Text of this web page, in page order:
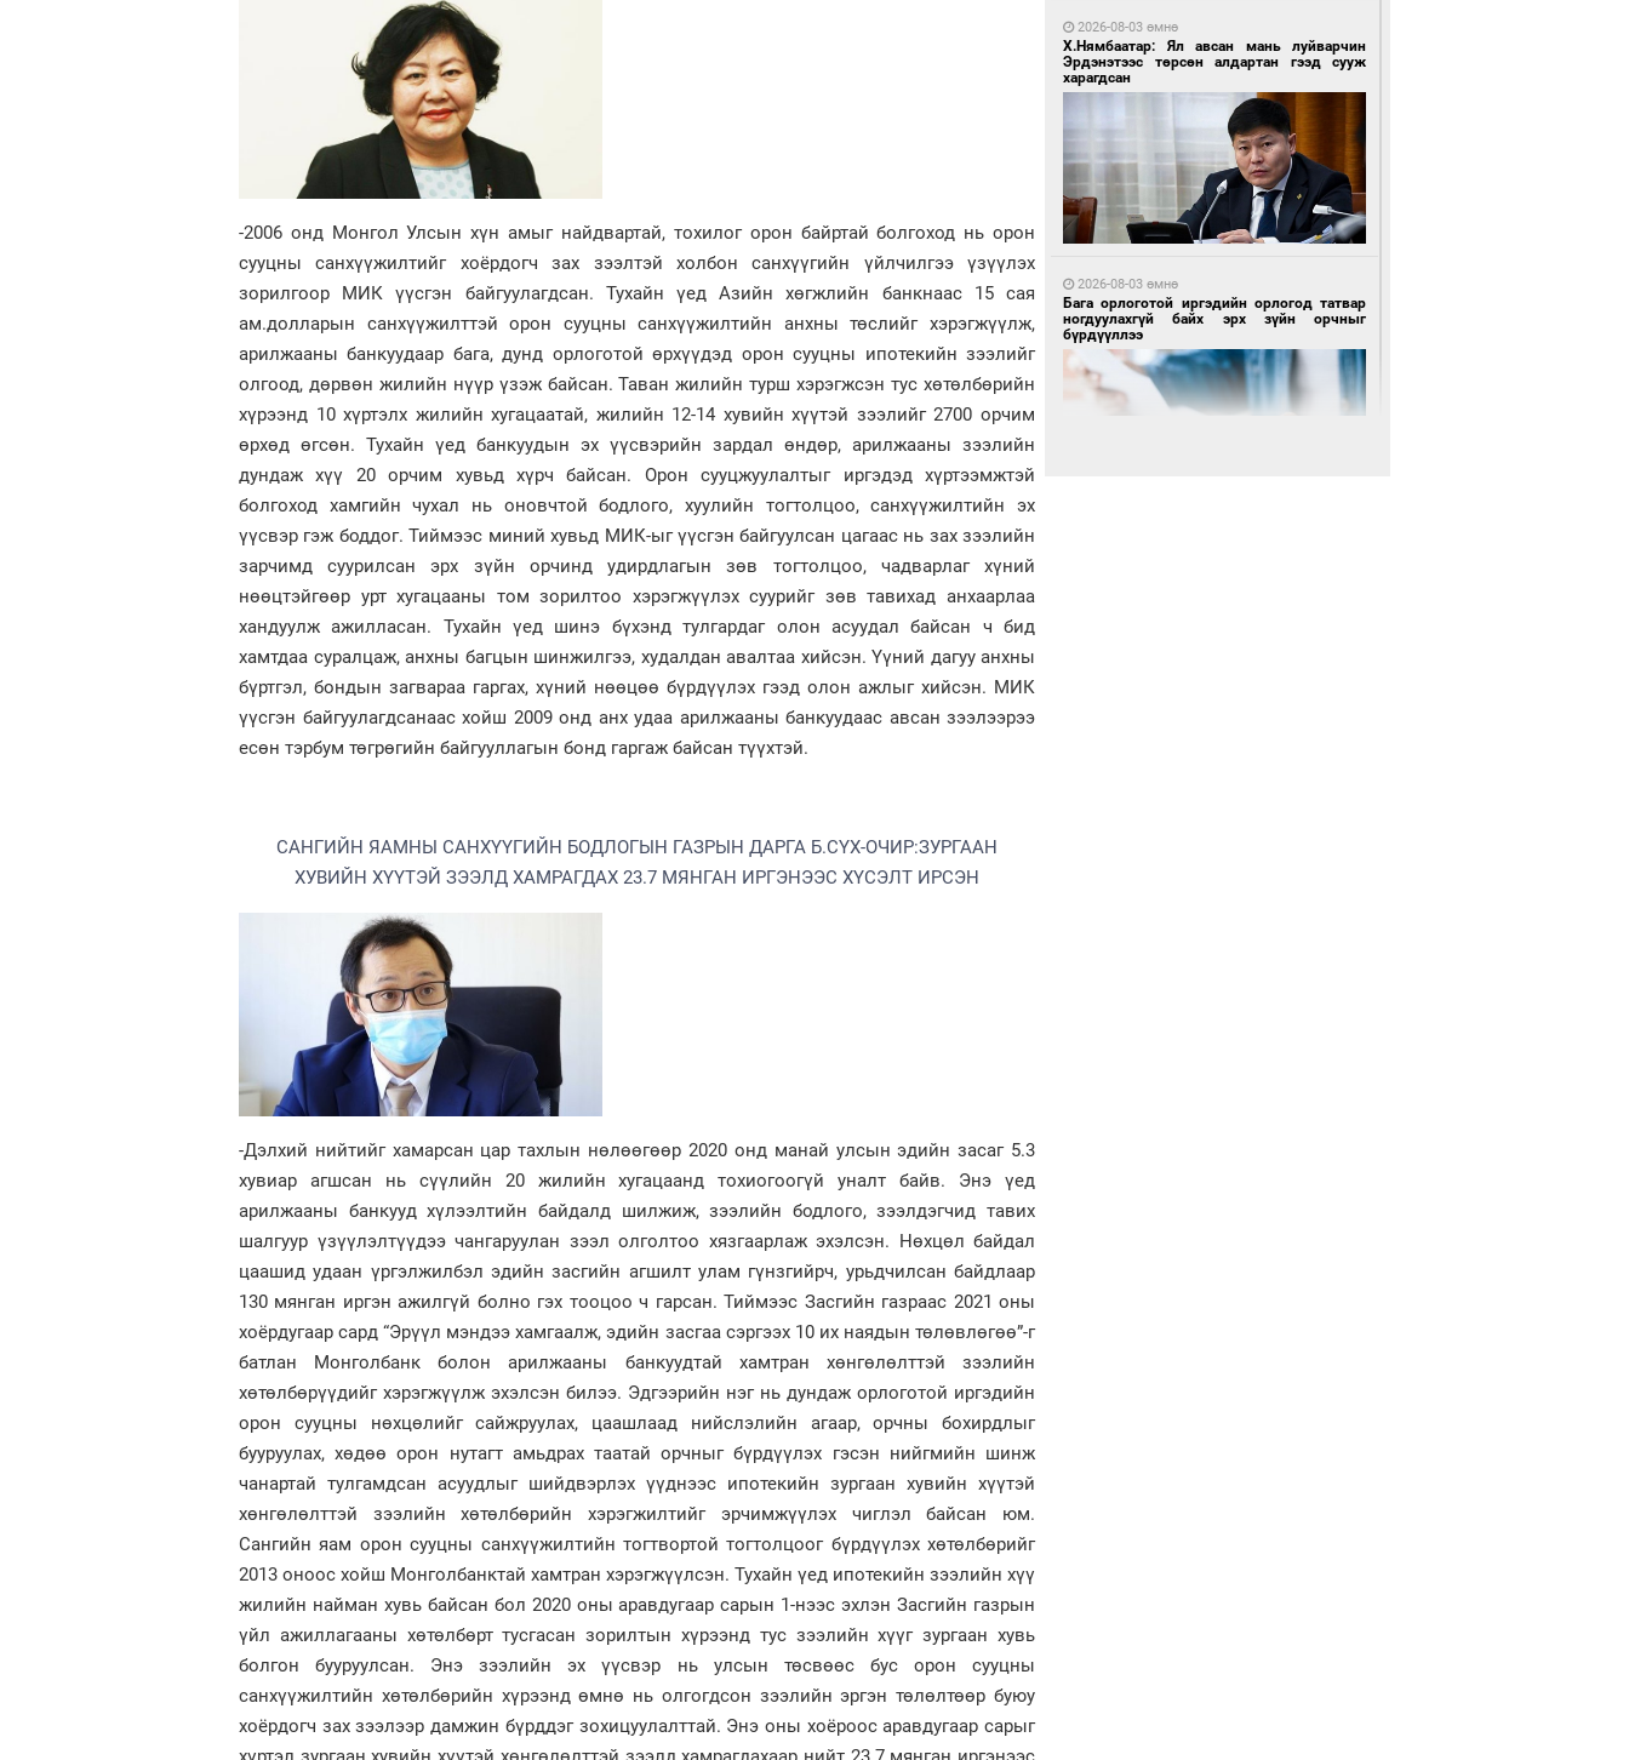
-2006 онд Монгол Улсын хүн амыг найдвартай, тохилог орон байртай болгоход нь орон
сууцны санхүүжилтийг хоёрдогч зах зээлтэй холбон санхүүгийн үйлчилгээ үзүүлэх
зорилгоор МИК үүсгэн байгуулагдсан. Тухайн үед Азийн хөгжлийн банкнаас 15 сая
ам.долларын санхүүжилттэй орон сууцны санхүүжилтийн анхны төслийг хэрэгжүүлж,
арилжааны банкуудаар бага, дунд орлоготой өрхүүдэд орон сууцны ипотекийн зээлийг
олгоод, дөрвөн жилийн нүүр үзэж байсан. Таван жилийн турш хэрэгжсэн тус хөтөлбөрийн
хүрээнд 10 хүртэлх жилийн хугацаатай, жилийн 12-14 хувийн хүүтэй зээлийг 2700 орчим
өрхөд өгсөн. Тухайн үед банкуудын эх үүсвэрийн зардал өндөр, арилжааны зээлийн
дундаж хүү 20 орчим хувьд хүрч байсан. Орон сууцжуулалтыг иргэдэд хүртээмжтэй
болгоход хамгийн чухал нь оновчтой бодлого, хуулийн тогтолцоо, санхүүжилтийн эх
үүсвэр гэж боддог. Тиймээс миний хувьд МИК-ыг үүсгэн байгуулсан цагаас нь зах зээлийн
зарчимд суурилсан эрх зүйн орчинд удирдлагын зөв тогтолцоо, чадварлаг хүний
нөөцтэйгөөр урт хугацааны том зорилтоо хэрэгжүүлэх суурийг зөв тавихад анхаарлаа
хандуулж ажилласан. Тухайн үед шинэ бүхэнд тулгардаг олон асуудал байсан ч бид
хамтдаа суралцаж, анхны багцын шинжилгээ, худалдан авалтаа хийсэн. Үүний дагуу анхны
бүртгэл, бондын загвараа гаргах, хүний нөөцөө бүрдүүлэх гээд олон ажлыг хийсэн. МИК
үүсгэн байгуулагдсанаас хойш 2009 онд анх удаа арилжааны банкуудаас авсан зээлээрээ
есөн тэрбум төгрөгийн байгууллагын бонд гаргаж байсан түүхтэй.
САНГИЙН ЯАМНЫ САНХҮҮГИЙН БОДЛОГЫН ГАЗРЫН ДАРГА Б.СҮХ-ОЧИР:ЗУРГААН
ХУВИЙН ХҮҮТЭЙ ЗЭЭЛД ХАМРАГДАХ 23.7 МЯНГАН ИРГЭНЭЭС ХҮСЭЛТ ИРСЭН
-Дэлхий нийтийг хамарсан цар тахлын нөлөөгөөр 2020 онд манай улсын эдийн засаг 5.3
хувиар агшсан нь сүүлийн 20 жилийн хугацаанд тохиогоогүй уналт байв. Энэ үед
арилжааны банкууд хүлээлтийн байдалд шилжиж, зээлийн бодлого, зээлдэгчид тавих
шалгуур үзүүлэлтүүдээ чангаруулан зээл олголтоо хязгаарлаж эхэлсэн. Нөхцөл байдал
цаашид удаан үргэлжилбэл эдийн засгийн агшилт улам гүнзгийрч, урьдчилсан байдлаар
130 мянган иргэн ажилгүй болно гэх тооцоо ч гарсан. Тиймээс Засгийн газраас 2021 оны
хоёрдугаар сард “Эрүүл мэндээ хамгаалж, эдийн засгаа сэргээх 10 их наядын төлөвлөгөө”-г
батлан Монголбанк болон арилжааны банкуудтай хамтран хөнгөлөлттэй зээлийн
хөтөлбөрүүдийг хэрэгжүүлж эхэлсэн билээ. Эдгээрийн нэг нь дундаж орлоготой иргэдийн
орон сууцны нөхцөлийг сайжруулах, цаашлаад нийслэлийн агаар, орчны бохирдлыг
бууруулах, хөдөө орон нутагт амьдрах таатай орчныг бүрдүүлэх гэсэн нийгмийн шинж
чанартай тулгамдсан асуудлыг шийдвэрлэх үүднээс ипотекийн зургаан хувийн хүүтэй
хөнгөлөлттэй зээлийн хөтөлбөрийн хэрэгжилтийг эрчимжүүлэх чиглэл байсан юм.
Сангийн яам орон сууцны санхүүжилтийн тогтвортой тогтолцоог бүрдүүлэх хөтөлбөрийг
2013 оноос хойш Монголбанктай хамтран хэрэгжүүлсэн. Тухайн үед ипотекийн зээлийн хүү
жилийн найман хувь байсан бол 2020 оны аравдугаар сарын 1-нээс эхлэн Засгийн газрын
үйл ажиллагааны хөтөлбөрт тусгасан зорилтын хүрээнд тус зээлийн хүүг зургаан хувь
болгон бууруулсан. Энэ зээлийн эх үүсвэр нь улсын төсвөөс бус орон сууцны
санхүүжилтийн хөтөлбөрийн хүрээнд өмнө нь олгогдсон зээлийн эргэн төлөлтөөр буюу
хоёрдогч зах зээлээр дамжин бүрддэг зохицуулалттай. Энэ оны хоёроос аравдугаар сарыг
1 өдрийн өмнө өмнө
Бүх төрлийн шатахууны импортыг шуурхай
2026-08-03 өмнө
Х.Нямбаатар: Ял авсан мань луйварчин
Эрдэнэтээс төрсөн алдартан гээд сууж
харагдсан
2026-08-03 өмнө
Бага орлоготой иргэдийн орлогод татвар
ногдуулахгүй байх эрх зүйн орчныг
бүрдүүллээ